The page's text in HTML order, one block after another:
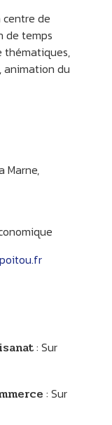
centre de
de temps
thématiques,
animation du
Marne,
: Sur
: Sur